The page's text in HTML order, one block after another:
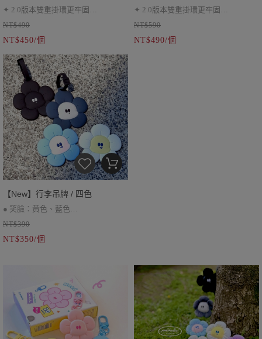
✦ 2.0版本雙重掛環更牢固
✦ 耳機包、小零錢包
✦ 絨布材質，觸感柔軟
NT$490
NT$450/個
✦ 2.0版本雙重掛環更牢固
✦ 耳機包、小零錢包
NT$590
NT$490/個
【New】行李吊牌 / 四色
● 笑臉：黃色、藍色
● 臭臉：黑色、灰色
● 背面表格可留下聯繫方式
NT$390
NT$350/個